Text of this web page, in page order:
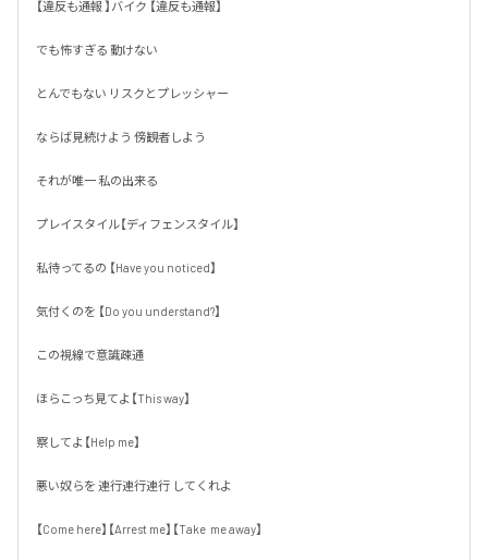
【違反も通報 】バイク 【違反も通報】
でも怖すぎる 動けない
とんでもない リスクとプレッシャー
ならば見続けよう 傍観者しよう
それが唯一 私の出来る
プレイスタイル【ディフェンスタイル】
私待ってるの 【Have you noticed】
気付くのを 【Do you understand?】
この視線で意識疎通
ほらこっち見てよ【This way】
察してよ【Help me】
悪い奴らを 連行連行連行 してくれよ
【Come here】【Arrest me】【Take  me away】